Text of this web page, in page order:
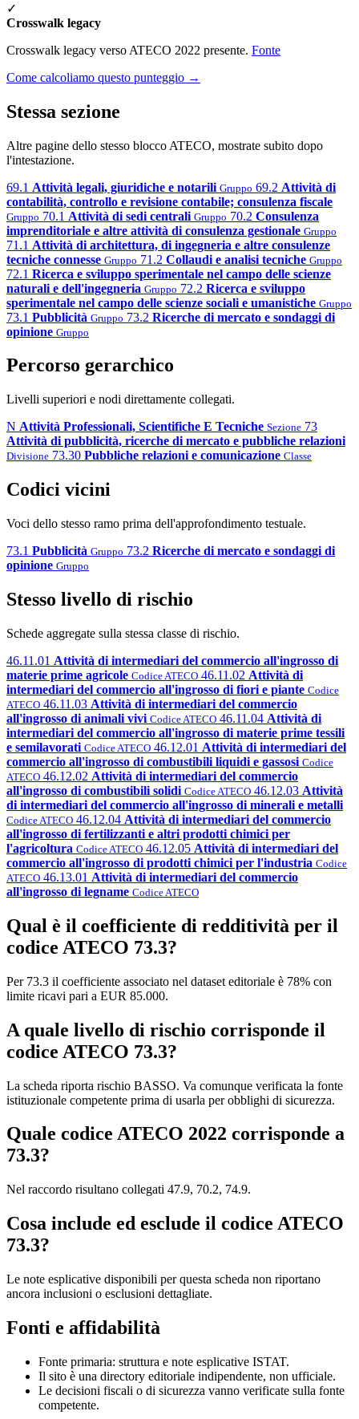
✓
Crosswalk legacy
Crosswalk legacy verso ATECO 2022 presente. Fonte
Come calcoliamo questo punteggio →
Stessa sezione
Altre pagine dello stesso blocco ATECO, mostrate subito dopo
l'intestazione.
69.1 Attività legali, giuridiche e notarili Gruppo 69.2 Attività di
contabilità, controllo e revisione contabile; consulenza fiscale
Gruppo 70.1 Attività di sedi centrali Gruppo 70.2 Consulenza
imprenditoriale e altre attività di consulenza gestionale Gruppo
71.1 Attività di architettura, di ingegneria e altre consulenze
tecniche connesse Gruppo 71.2 Collaudi e analisi tecniche Gruppo
72.1 Ricerca e sviluppo sperimentale nel campo delle scienze
naturali e dell'ingegneria Gruppo 72.2 Ricerca e sviluppo
sperimentale nel campo delle scienze sociali e umanistiche Gruppo
73.1 Pubblicità Gruppo 73.2 Ricerche di mercato e sondaggi di
opinione Gruppo
Percorso gerarchico
Livelli superiori e nodi direttamente collegati.
N Attività Professionali, Scientifiche E Tecniche Sezione 73
Attività di pubblicità, ricerche di mercato e pubbliche relazioni
Divisione 73.30 Pubbliche relazioni e comunicazione Classe
Codici vicini
Voci dello stesso ramo prima dell'approfondimento testuale.
73.1 Pubblicità Gruppo 73.2 Ricerche di mercato e sondaggi di
opinione Gruppo
Stesso livello di rischio
Schede aggregate sulla stessa classe di rischio.
46.11.01 Attività di intermediari del commercio all'ingrosso di
materie prime agricole Codice ATECO 46.11.02 Attività di
intermediari del commercio all'ingrosso di fiori e piante Codice
ATECO 46.11.03 Attività di intermediari del commercio
all'ingrosso di animali vivi Codice ATECO 46.11.04 Attività di
intermediari del commercio all'ingrosso di materie prime tessili
e semilavorati Codice ATECO 46.12.01 Attività di intermediari del
commercio all'ingrosso di combustibili liquidi e gassosi Codice
ATECO 46.12.02 Attività di intermediari del commercio
all'ingrosso di combustibili solidi Codice ATECO 46.12.03 Attività
di intermediari del commercio all'ingrosso di minerali e metalli
Codice ATECO 46.12.04 Attività di intermediari del commercio
all'ingrosso di fertilizzanti e altri prodotti chimici per
l'agricoltura Codice ATECO 46.12.05 Attività di intermediari del
commercio all'ingrosso di prodotti chimici per l'industria Codice
ATECO 46.13.01 Attività di intermediari del commercio
all'ingrosso di legname Codice ATECO
Qual è il coefficiente di redditività per il
codice ATECO 73.3?
Per 73.3 il coefficiente associato nel dataset editoriale è 78% con
limite ricavi pari a EUR 85.000.
A quale livello di rischio corrisponde il
codice ATECO 73.3?
La scheda riporta rischio BASSO. Va comunque verificata la fonte
istituzionale competente prima di usarla per obblighi di sicurezza.
Quale codice ATECO 2022 corrisponde a
73.3?
Nel raccordo risultano collegati 47.9, 70.2, 74.9.
Cosa include ed esclude il codice ATECO
73.3?
Le note esplicative disponibili per questa scheda non riportano
ancora inclusioni o esclusioni dettagliate.
Fonti e affidabilità
Fonte primaria: struttura e note esplicative ISTAT.
Il sito è una directory editoriale indipendente, non ufficiale.
Le decisioni fiscali o di sicurezza vanno verificate sulla fonte
competente.